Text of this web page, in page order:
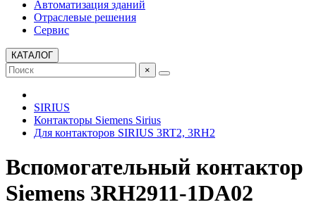
Автоматизация зданий
Отраслевые решения
Сервис
КАТАЛОГ
×
SIRIUS
Контакторы Siemens Sirius
Для контакторов SIRIUS 3RT2, 3RH2
Вспомогательный контактор
Siemens 3RH2911-1DA02